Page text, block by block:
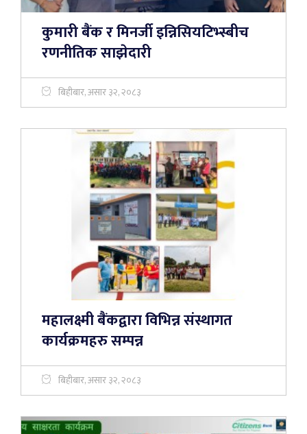
कुमारी बैंक र मिनर्जी इन्निसियटिभ्स्बीच
रणनीतिक साझेदारी
बिहीबार, असार ३२, २०८३
महालक्ष्मी बैंकद्वारा विभिन्न संस्थागत
कार्यक्रमहरु सम्पन्न
बिहीबार, असार ३२, २०८३